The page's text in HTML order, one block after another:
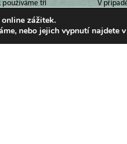
zážitek.
nebo jejich vypnutí najdete v